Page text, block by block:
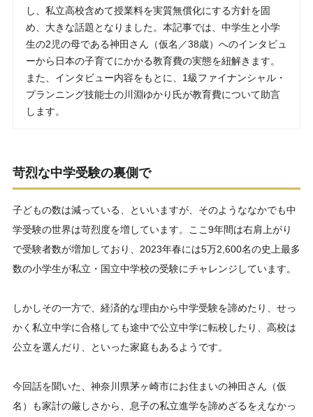
し、私立高校含めて授業料を実質無償化にする方針を固
め、大きな話題となりました。本記事では、中学生と小学
生の2児の母である神田さん（仮名／38歳）へのインタビュ
ーから日本の子育てにかかる教育費の実態を紐解きます。
また、インタビュー内容をもとに、1級ファイナンシャル・
プランニング技能士の川淵ゆかり氏が教育費について助言
します。
苛烈な中学受験の裏側で
子どもの数は減っている、といいますが、そのようななかでも中
学受験の世界は苛烈度を増しています。ここ9年間は右肩上がり
で受験者数が増加しており、2023年春には5万2,600名の史上最多
数の小学生が私立・国立中学校の受験にチャレンジしています。
しかしその一方で、経済的な理由から中学受験を諦めたり、せっ
かく私立中学に合格しても途中で公立中学に転校したり、高校は
公立を選んだり、といった家庭もあるようです。
今回話を聞いた、神奈川県茅ヶ崎市にお住まいの神田さん（仮
名）も家計の厳しさから、息子の私立進学を諦めざるをえなかっ